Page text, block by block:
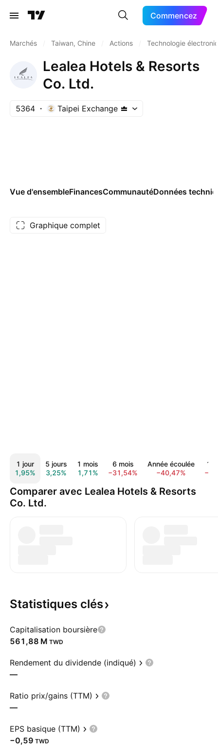
Commencez
Marchés Taiwan, Chine Actions Technologie
Lealea Hotels & Resorts
Co. Ltd.
5364 Taipei Exchange
Vue d'ensembleFinancesCommunautéDonnées
Graphique complet
1 jour
1,95%
5 jours
3,25%
1 mois
1,71%
6 mois
−31,54%
Année écoulée
−40,47%
1
Comparer avec Lealea Hotels & Resorts
Co. Ltd.
Statistiques clés
Capitalisation boursière
‪561,88 M‬ TWD
Rendement du dividende (indiqué)
—
Ratio prix/gains (TTM)
—
EPS basique (TTM)
−0,59 TWD